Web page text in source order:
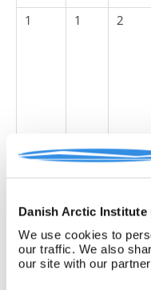
Danish Arctic Institute
We use cookies to
our traffic. We also
our site with our
1 1
2